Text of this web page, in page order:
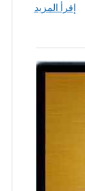
إقرأ المزيد